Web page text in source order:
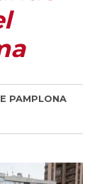
PAMPLONA